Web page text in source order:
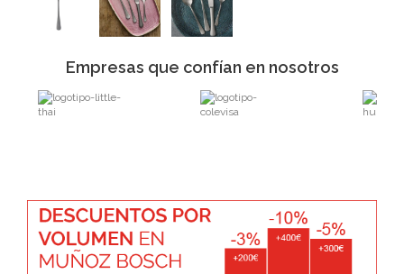
Empresas que confían en nosotros